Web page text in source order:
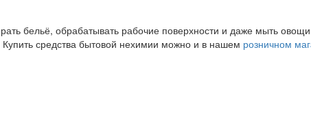
бельё, обрабатывать рабочие поверхности и даже мыть
средства бытовой нехимии можно и в нашем розничном